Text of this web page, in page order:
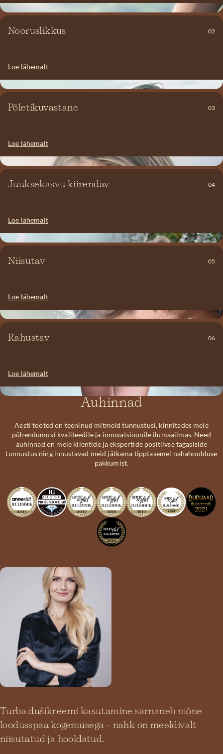
Nooruslikkus 02
Fulvohape aitab mineraale ja toitaineid nahal oluliselt paremini
omastada, parandab naha ainevahetust ja rakkude uuenemist.
Loe lähemalt
Põletikuvastane 03
Turvas aitab leevendada ärritusi ja põletikke ning toetab naha
Loe lähemalt
Juuksekasvu kiirendav 04
Turvas omab sügavpuhastavat omadust, mis puhastab juuksejuure
pesa, luues puhta keskkonna juuste kasvuks. Mineraaliderikas
Loe lähemalt
Niisutav 05
Turbas leiduvad humiinhapped ja mineraalid aitavad nahka
sügavuti niisutada, pehmendada ja taastada selle loomuliku
Loe lähemalt
Rahustav 06
Turbas sisalduvad looduslikud toimeained aitavad tasakaalustada
rasueritust, rahustada ärritunud nahka ning toetada selle
Loe lähemalt
Auhinnad
Aesti tooted on teeninud mitmeid tunnustusi, kinnitades meie
pühendumust kvaliteedile ja innovatsioonile ilumaailmas. Need
auhinnad on meie klientide ja ekspertide positiivse tagasiside
tunnustus ning innustavad meid jätkama tipptasemel nahahoolduse
pakkumist.
Turba dušikreemi kasutamine sarnaneb mõne
loodusspaa kogemusega - nahk on meeldivalt
niisutatud ja hooldatud.